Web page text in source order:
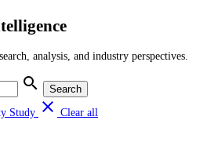
analysis, and industry perspectives.
search
Search
Study close Clear all